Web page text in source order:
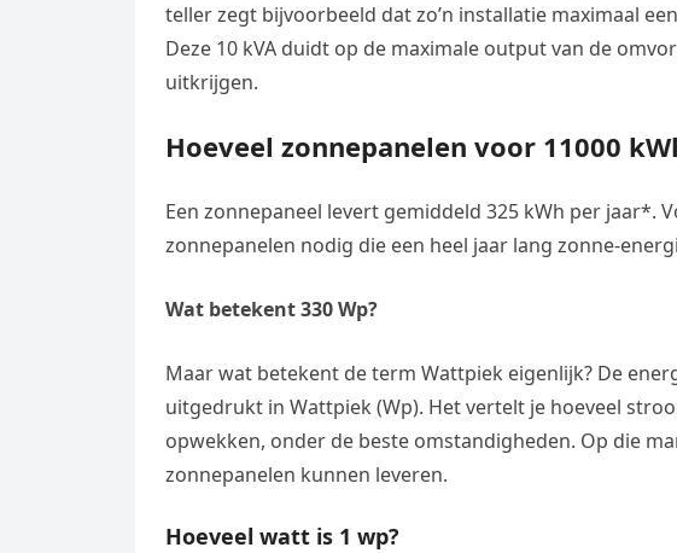
teller zegt bijvoorbeeld dat zo’n installatie maximaal
Deze 10 kVA duidt op de maximale output van de
uitkrijgen.
Hoeveel zonnepanelen voor 11000
Een zonnepaneel levert gemiddeld 325 kWh per jaar*.
zonnepanelen nodig die een heel jaar lang zonne-
Wat betekent 330 Wp?
Maar wat betekent de term Wattpiek eigenlijk? De
uitgedrukt in Wattpiek (Wp). Het vertelt je hoeveel
opwekken, onder de beste omstandigheden. Op die
zonnepanelen kunnen leveren.
Hoeveel watt is 1 wp?